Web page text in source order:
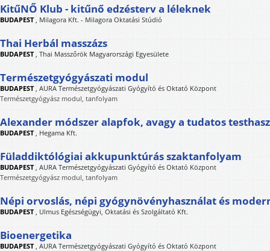
KitűNŐ Klub - kitűnő edzésterv a léleknek
BUDAPEST, Milagora Kft. - Milagora Oktatási Stúdió
Thai Herbál masszázs
BUDAPEST, Thai Masszőrök Magyarországi Egyesülete
Természetgyógyászati modul
BUDAPEST, AURA Természetgyógyászati Gyógyító és Oktató Központ
Természetgyógyász modul, tanfolyam
Alexander módszer alapfok, avagy a tudatos
BUDAPEST, Hegama Kft.
Füladdiktólógiai akkupunktúrás szaktanfolyam
BUDAPEST, AURA Természetgyógyászati Gyógyító és Oktató Központ
Természetgyógyász modul, tanfolyam
Népi orvoslás, népi gyógynövényhasználat és
BUDAPEST, Ulmus Egészségügyi, Oktatási és Szolgáltató Kft.
Bioenergetika
BUDAPEST, AURA Természetgyógyászati Gyógyító és Oktató Központ